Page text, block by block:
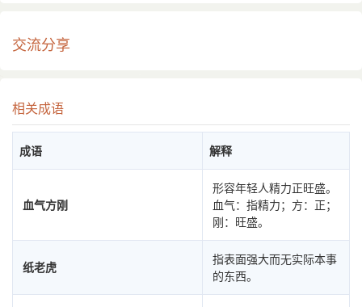
交流分享
相关成语
成语 解释
血气方刚
形容年轻人精力正旺盛。
血气：指精力；方：正；
刚：旺盛。
纸老虎
指表面强大而无实际本事
的东西。